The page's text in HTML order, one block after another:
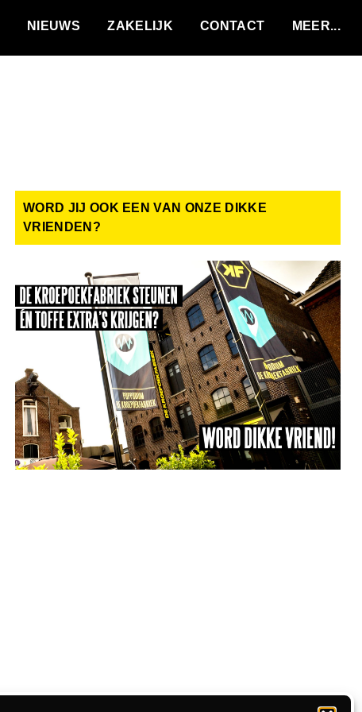
NIEUWS ZAKELIJK CONTACT
WORD JIJ OOK EEN VAN ONZE DIKKE
VRIENDEN?